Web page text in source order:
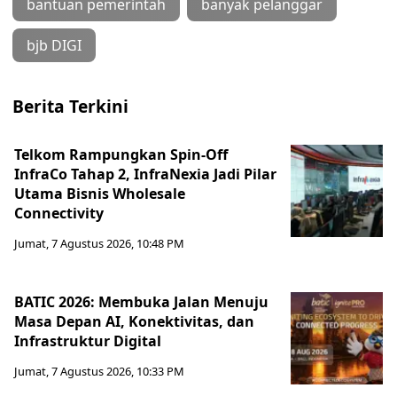
bantuan pemerintah banyak pelanggar
bjb DIGI
Berita Terkini
Telkom Rampungkan Spin-Off
InfraCo Tahap 2, InfraNexia Jadi Pilar
Utama Bisnis Wholesale
Connectivity
Jumat, 7 Agustus 2026, 10:48 PM
BATIC 2026: Membuka Jalan Menuju
Masa Depan AI, Konektivitas, dan
Infrastruktur Digital
Jumat, 7 Agustus 2026, 10:33 PM